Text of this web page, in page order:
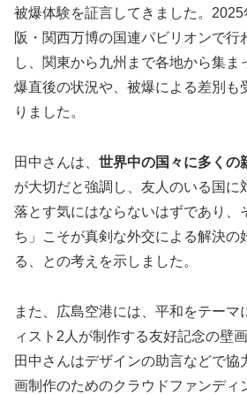
被爆体験を証言してきました。
阪・関西万博の国連パビリオンで行
し、関東から九州まで各地から集ま
爆直後の状況や、被爆による差別も
りました。
田中さんは、 世界中の国々に多くの
が大切だと強調し、友人のいる国に
落とす気にはならないはずであり、
ち」こそが真剣な外交による解決の
る、との考えを示しました。
また、広島空港には、平和をテーマ
ィスト2人が制作する友好記念の壁
田中さんはデザインの助言などで協
画制作のためのクラウドファンディ